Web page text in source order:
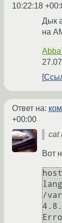
10:22:18
Дык
на
Ответ на:
+00:00
cat
Вот
/